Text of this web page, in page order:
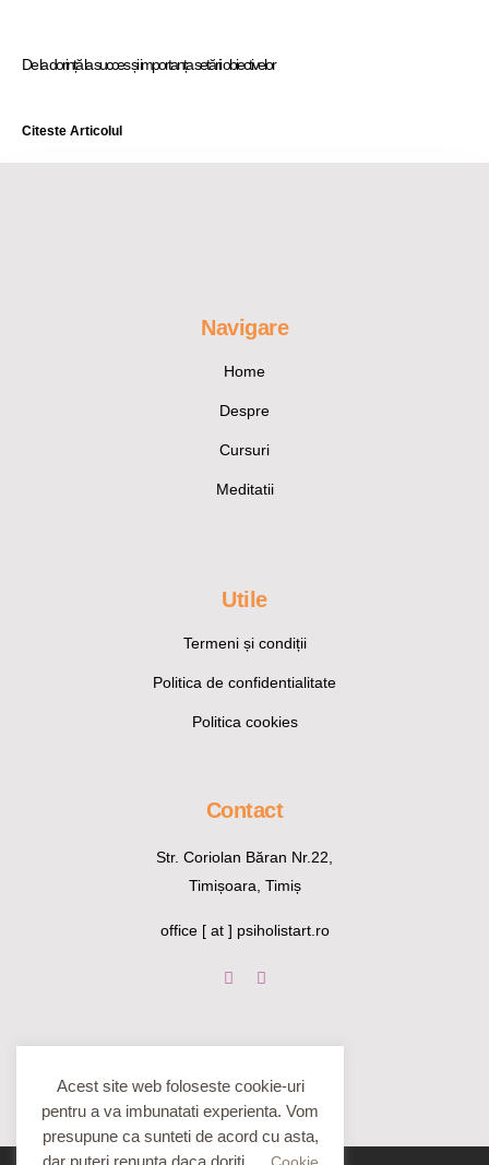
De la dorință la succes și importanța setării obiectivelor
Citeste Articolul
Navigare
Home
Despre
Cursuri
Meditatii
Utile
Termeni și condiții
Politica de confidentialitate
Politica cookies
Contact
Str. Coriolan Băran Nr.22,
Timișoara, Timiș
office [ at ] psiholistart.ro
Acest site web foloseste cookie-uri
pentru a va imbunatati experienta. Vom
presupune ca sunteti de acord cu asta,
dar puteri renunta daca doriti.